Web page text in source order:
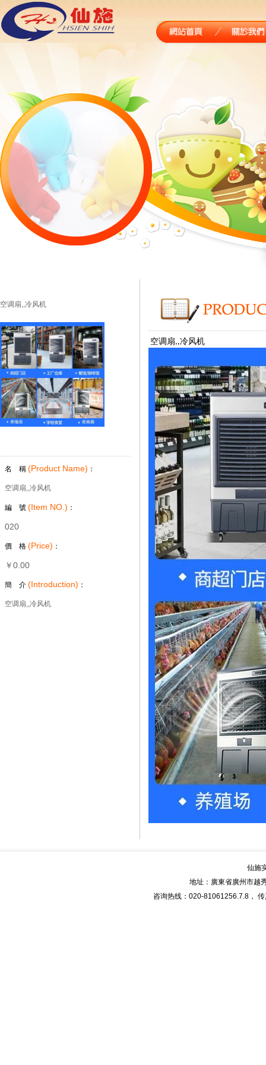
空调扇,,冷风机
名 稱 (Product Name) ：
空调扇,,冷风机
編 號 (Item NO.) ：
020
價 格 (Price) ：
￥0.00
簡 介 (Introduction) ：
空调扇,,冷风机
空调扇,,冷风机
仙施
地址：廣東省廣州市越
咨询热线：020-81061256.7.8，